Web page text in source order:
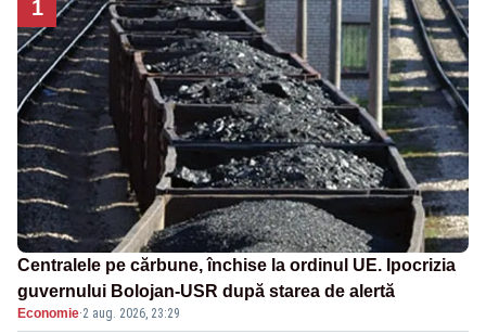
1
Centralele pe cărbune, închise la ordinul UE. Ipocrizia
guvernului Bolojan-USR după starea de alertă
Economie·2 aug. 2026, 23:29